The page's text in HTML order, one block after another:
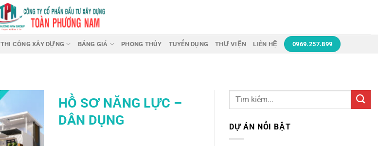
THI CÔNG XÂY DỰNG BẢNG GIÁ PHONG THỦY TUYỂN DỤNG THƯ VIỆN LIÊN HỆ 0969.257.899
HỒ SƠ NĂNG LỰC –
DÂN DỤNG
Search
DỰ ÁN NỔI BẬT